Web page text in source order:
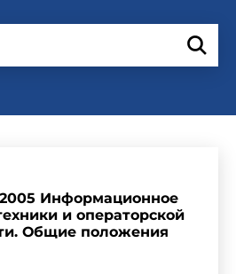
2005 Информационное
и операторской
Общие положения